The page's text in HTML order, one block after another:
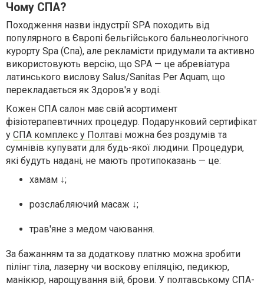
Чому СПА?
Походження назви індустрії SPA походить від
популярного в Європі бельгійського бальнеологічного
курорту Spa (Спа), але рекламісти придумали та активно
використовують версію, що SPA — це абревіатура
латинського вислову Salus/Sanitas Per Aquam, що
перекладається як Здоров'я у воді.
Кожен СПА салон має свій асортимент
фізіотерапевтичних процедур. Подарунковий сертифікат
у СПА комплекс у Полтаві можна без роздумів та
сумнівів купувати для будь-якої людини. Процедури,
які будуть надані, не мають протипоказань — це:
хамам ↓;
розслабляючий масаж ↓;
трав'яне з медом чаювання.
За бажанням та за додаткову платню можна зробити
пілінг тіла, лазерну чи воскову епіляцію, педикюр,
манікюр, нарощування вій, брови. У полтавському СПА-